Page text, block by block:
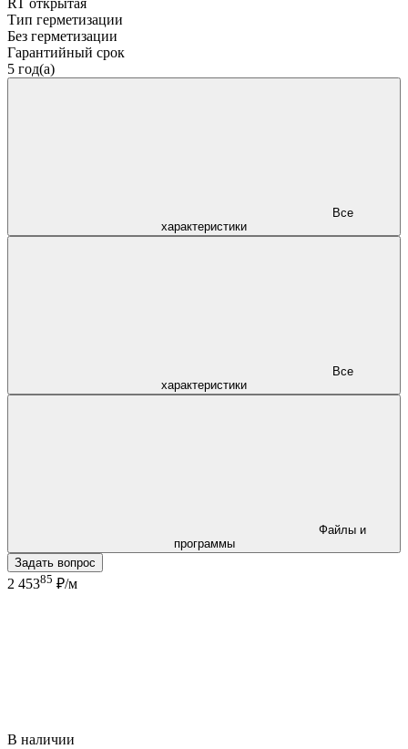
Тип герметизации
Без герметизации
Гарантийный срок
5 год(а)
характеристики
характеристики
программы
Задать вопрос
2 45385 ₽/м
В наличии